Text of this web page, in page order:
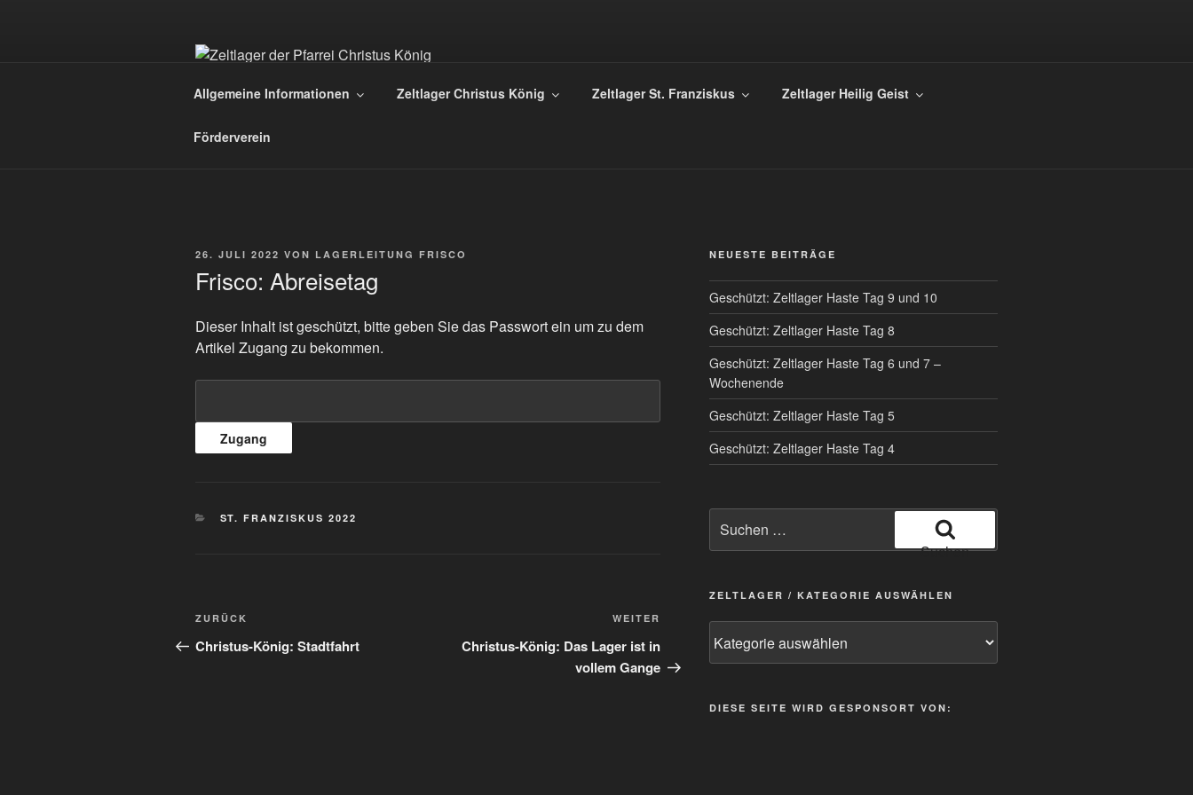
ZELTLAGER DER PFARREI CHRISTUS KÖNIG
Allgemeine Informationen Zeltlager Christus König Zeltlager St. Franziskus Zeltlager Heilig Geist
Förderverein
VERÖFFENTLICHT
26. JULI 2022 VON LAGERLEITUNG FRISCO
Frisco: Abreisetag
Dieser Inhalt ist geschützt, bitte geben Sie das Passwort ein um zu dem
Artikel Zugang zu bekommen.
KATEGORIEN
ST. FRANZISKUS 2022
Beitragsnavigation
Vorheriger
Beitrag
ZURÜCK
Christus-König: Stadtfahrt
Nächster
Beitrag
WEITER
Christus-König: Das Lager ist in
vollem Gange
NEUESTE BEITRÄGE
Geschützt: Zeltlager Haste Tag 9 und 10
Geschützt: Zeltlager Haste Tag 8
Geschützt: Zeltlager Haste Tag 6 und 7 –
Wochenende
Geschützt: Zeltlager Haste Tag 5
Geschützt: Zeltlager Haste Tag 4
nach:
Suchen
ZELTLAGER / KATEGORIE AUSWÄHLEN
Kategorie
DIESE SEITE WIRD GESPONSORT VON: